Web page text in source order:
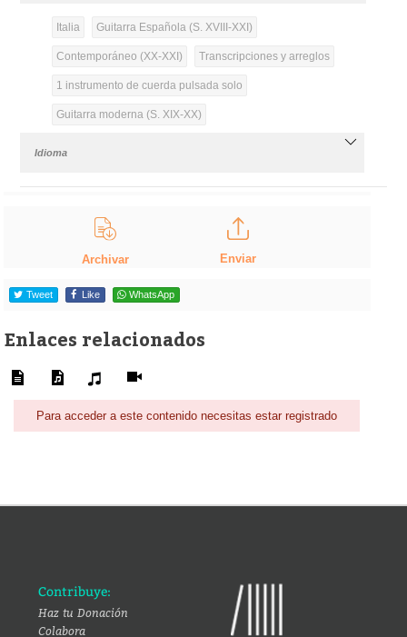
Italia Guitarra Española (S. XVIII-XXI)
Contemporáneo (XX-XXI) Transcripciones y arreglos
1 instrumento de cuerda pulsada solo
Guitarra moderna (S. XIX-XX)
Idioma
Archivar Enviar
Tweet Like WhatsApp
Enlaces relacionados
Para acceder a este contenido necesitas estar registrado
Contribuye:
Haz tu Donación
Colabora